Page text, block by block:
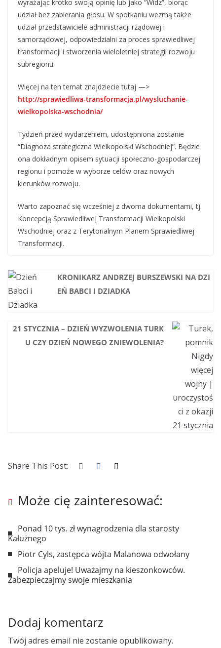
wyrażając krótko swoją opinię lub jako “Widz”, biorąc
udział bez zabierania głosu. W spotkaniu wezmą także
udział przedstawiciele administracji rządowej i
samorządowej, odpowiedzialni za proces sprawiedliwej
transformacji i stworzenia wieloletniej strategii rozwoju
subregionu.
Więcej na ten temat znajdziecie tutaj —>
http://sprawiedliwa-transformacja.pl/wysluchanie-
wielkopolska-wschodnia/
Tydzień przed wydarzeniem, udostępniona zostanie
“Diagnoza strategiczna Wielkopolski Wschodniej”. Będzie
ona dokładnym opisem sytuacji społeczno-gospodarczej
regionu i pomoże w wyborze celów oraz nowych
kierunków rozwoju.
Warto zapoznać się wcześniej z dwoma dokumentami, tj.
Koncepcją Sprawiedliwej Transformacji Wielkopolski
Wschodniej oraz z Terytorialnym Planem Sprawiedliwej
Transformacji.
KRONIKARZ ANDRZEJ BURSZEWSKI NA DZI
EŃ BABCI I DZIADKA
21 STYCZNIA – DZIEŃ WYZWOLENIA TURK
U CZY DZIEŃ NOWEGO ZNIEWOLENIA?
Share This Post:
Może cię zainteresować:
Ponad 10 tys. zł wynagrodzenia dla starosty
Kałużnego
Piotr Cyls, zastępca wójta Malanowa odwołany
Policja apeluje! Uważajmy na kieszonkowców.
Zabezpieczajmy swoje mieszkania
Dodaj komentarz
Twój adres email nie zostanie opublikowany.